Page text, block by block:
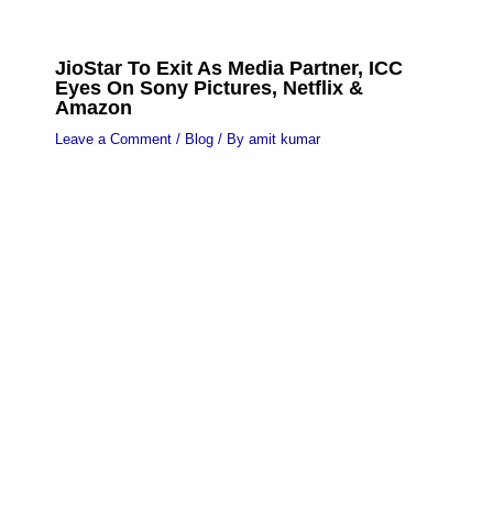
JioStar To Exit As Media Partner, ICC
Eyes On Sony Pictures, Netflix &
Amazon
Leave a Comment / Blog/ By amit kumar